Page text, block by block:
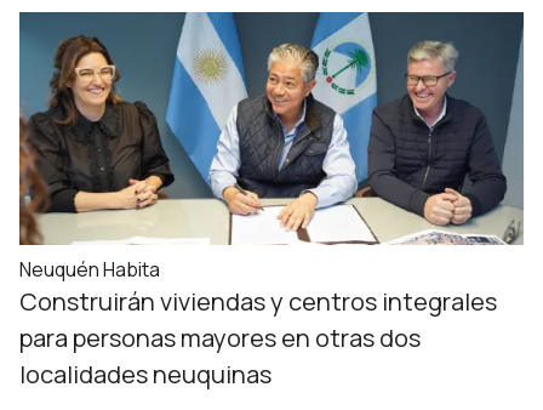
Neuquén Habita
Construirán viviendas y centros integrales
para personas mayores en otras dos
localidades neuquinas